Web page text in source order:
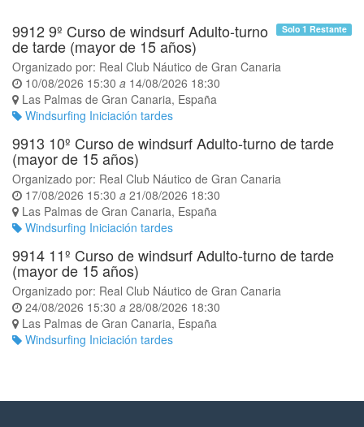
Solo 1 Restante
9912 9º Curso de windsurf Adulto-turno
de tarde (mayor de 15 años)
Organizado por: Real Club Náutico de Gran Canaria
10/08/2026 15:30 a 14/08/2026 18:30
Las Palmas de Gran Canaria, España
Windsurfing Iniciación tardes
9913 10º Curso de windsurf Adulto-turno de tarde
(mayor de 15 años)
Organizado por: Real Club Náutico de Gran Canaria
17/08/2026 15:30 a 21/08/2026 18:30
Las Palmas de Gran Canaria, España
Windsurfing Iniciación tardes
9914 11º Curso de windsurf Adulto-turno de tarde
(mayor de 15 años)
Organizado por: Real Club Náutico de Gran Canaria
24/08/2026 15:30 a 28/08/2026 18:30
Las Palmas de Gran Canaria, España
Windsurfing Iniciación tardes